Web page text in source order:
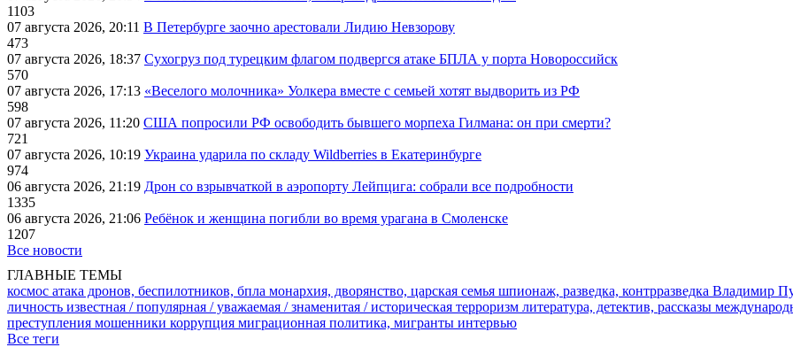
1103
07 августа 2026, 20:11 В Петербурге заочно арестовали Лидию Невзорову
473
07 августа 2026, 18:37 Сухогруз под турецким флагом подвергся атаке БПЛА у порта Новороссийск
570
07 августа 2026, 17:13 «Веселого молочника» Уолкера вместе с семьей хотят выдворить из РФ
598
07 августа 2026, 11:20 США попросили РФ освободить бывшего морпеха Гилмана: он при смерти?
721
07 августа 2026, 10:19 Украина ударила по складу Wildberries в Екатеринбурге
974
06 августа 2026, 21:19 Дрон со взрывчаткой в аэропорту Лейпцига: собрали все подробности
1335
06 августа 2026, 21:06 Ребёнок и женщина погибли во время урагана в Смоленске
1207
Все новости
ГЛАВНЫЕ ТЕМЫ
космос атака дронов, беспилотников, бпла монархия, дворянство, царская семья шпионаж, разведка, контрразведка Владимир
личность известная / популярная / уважаемая / знаменитая / историческая терроризм литература, детектив, рассказы
преступления мошенники коррупция миграционная политика, мигранты интервью
Все теги